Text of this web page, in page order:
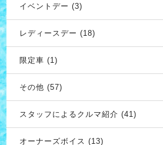
イベントデー (3)
レディースデー (18)
限定車 (1)
その他 (57)
スタッフによるクルマ紹介 (41)
オーナーズボイス (13)